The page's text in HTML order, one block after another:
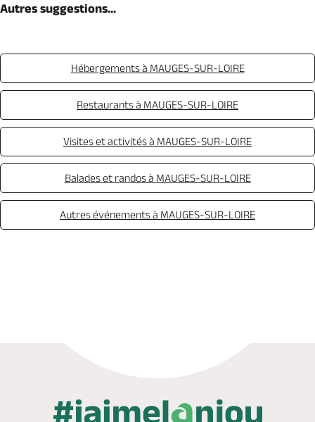
Autres suggestions...
Hébergements à MAUGES-SUR-LOIRE
Restaurants à MAUGES-SUR-LOIRE
Visites et activités à MAUGES-SUR-LOIRE
Balades et randos à MAUGES-SUR-LOIRE
Autres événements à MAUGES-SUR-LOIRE